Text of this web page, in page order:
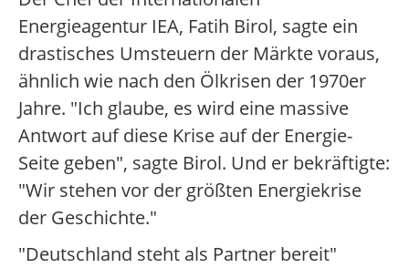
Energieagentur IEA, Fatih Birol, sagte ein
drastisches Umsteuern der Märkte voraus,
ähnlich wie nach den Ölkrisen der 1970er
Jahre. "Ich glaube, es wird eine massive
Antwort auf diese Krise auf der Energie-
Seite geben", sagte Birol. Und er bekräftigte:
"Wir stehen vor der größten Energiekrise
der Geschichte."
"Deutschland steht als Partner bereit"